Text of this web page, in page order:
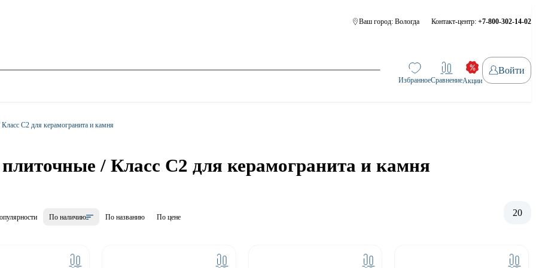
Ваш город: Вологда Контакт-центр: +7-800-302-14-02
ИзбранноеСравнениеАкции
Войти
С2 для керамогранита и камня
/ Класс С2 для керамогранита и камня
По наличию По названию По цене 20